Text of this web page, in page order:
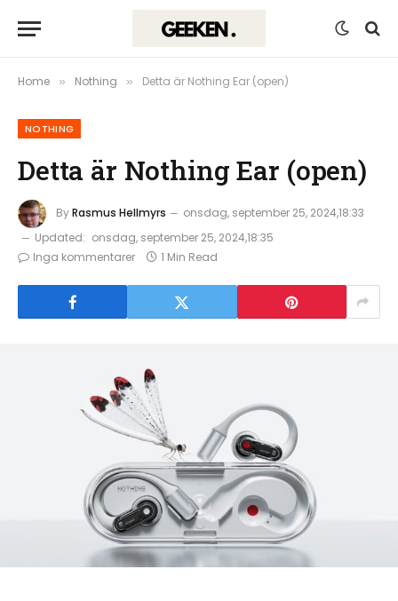
Home » Nothing » Detta är Nothing Ear (open)
NOTHING
Detta är Nothing Ear (open)
ByRasmus Hellmyrs
onsdag, september 25, 2024,18:33
Updated: onsdag, september 25, 2024,18:35
Inga kommentarer
1 Min Read